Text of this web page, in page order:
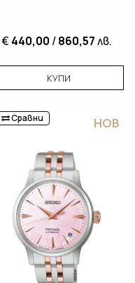
€ 440,00 /860,57лв.
КУПИ
Сравни НОВ